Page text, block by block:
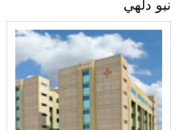
نيو دلهي